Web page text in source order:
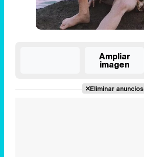
Ampliar
imagen
Eliminar anuncios